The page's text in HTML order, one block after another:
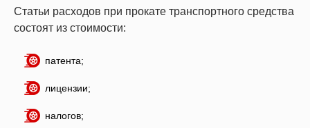
Статьи расходов при прокате транспортного средства
состоят из стоимости:
патента;
лицензии;
налогов;